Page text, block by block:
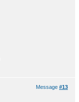
Message #13